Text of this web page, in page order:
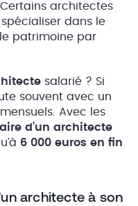
. Certains architectes
dans le
patrimoine par
salarié ? Si
souvent avec un
mensuels. Avec les
d’un architecte
6 000 euros en fin
architecte à son